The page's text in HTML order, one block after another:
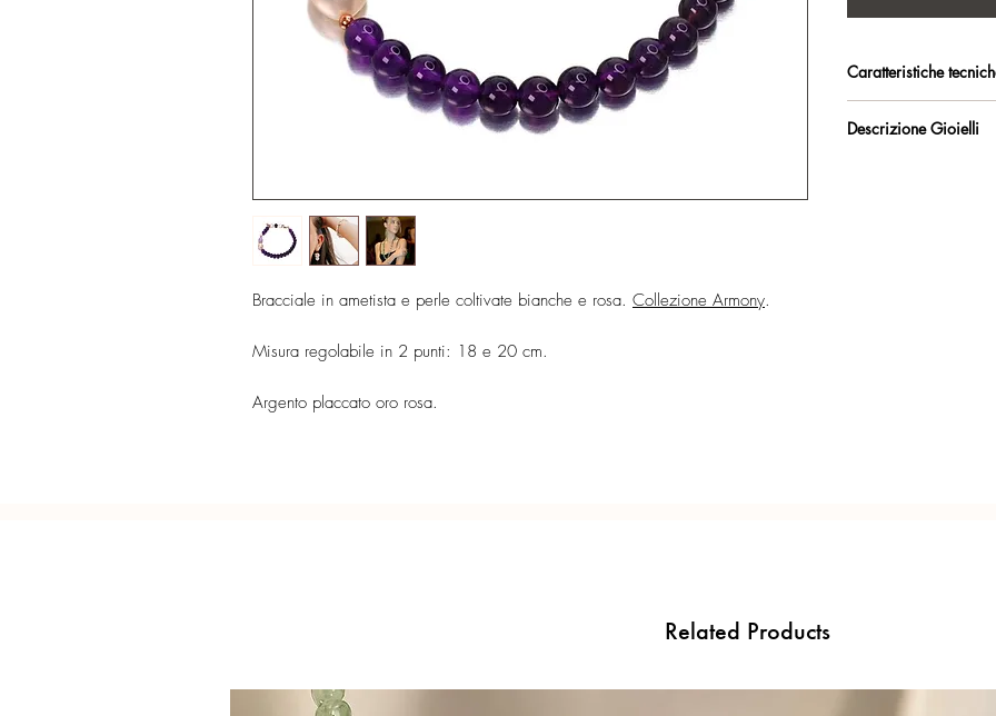
Bracciale in ametista e perle coltivate bianche e rosa. Collezione Armony.
Misura regolabile in 2 punti: 18 e 20 cm.
Argento placcato oro rosa.
Caratteristiche
trattamento
Descrizione Gioielli
Related Products